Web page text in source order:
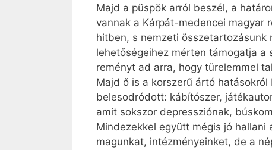
Majd a püspök arról beszél, a
vannak a Kárpát-medencei magyar
hitben, s nemzeti összetartozásunk
lehetőségeihez mérten támogatja
reményt ad arra, hogy türelemmel
Majd ő is a korszerű ártó
belesodródott: kábítószer,
amit sokszor depressziónak,
Mindezekkel együtt mégis jó hallani
magunkat, intézményeinket, de a